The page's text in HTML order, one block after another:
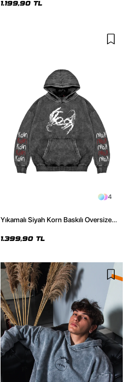
1.199,90 TL
4
Yıkamalı Siyah Korn Baskılı Oversize
1.399,90 TL